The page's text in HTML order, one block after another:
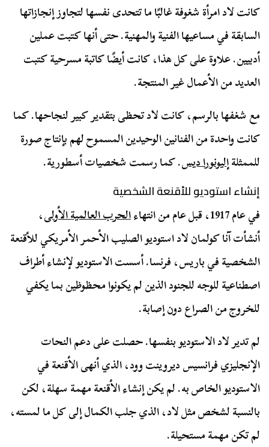
كانت لاد امرأة شغوفة غالبًا ما تتحدى نفسها لتجاوز إنجازاتها
السابقة في مساعيها الفنية والمهنية. حتى أنها كتبت عملين
أدبيين. علاوة على كل هذا، كانت أيضًا كاتبة مسرحية كتبت
العديد من الأعمال غير المنتجة.
مع شغفها بالرسم، كانت لاد تحظى بتقدير كبير لنجاحها. كما
كانت واحدة من الفنانين الوحيدين المسموح لهم بإنتاج صورة
للممثلةإليونورا ديس. كما رسمت شخصيات أسطورية.
إنشاء استوديو للأقنعة الشخصية
في عام 1917، قبل عام من انتهاء الحرب العالمية الأولى،
أنشأت آنا كولمان لاد استوديو الصليب الأحمر الأمريكي للأقنعة
الشخصية في باريس، فرنسا. أسست الاستوديو لإنشاء أطراف
اصطناعية للوجه للجنود الذين لم يكونوا محظوظين بما يكفي
للخروج من الصراع دون إصابة.
لم تدير لاد الاستوديو بنفسها. حصلت على دعم النحات
الإنجليزي فرانسيس ديروينت وود، الذي أنهى الأقنعة في
الاستوديو الخاص به. لم يكن إنشاء الأقنعة مهمة سهلة، لكن
بالنسبة لشخص مثل لاد، الذي جلب الكمال إلى كل ما لمسته،
لم تكن مهمة مستحيلة.